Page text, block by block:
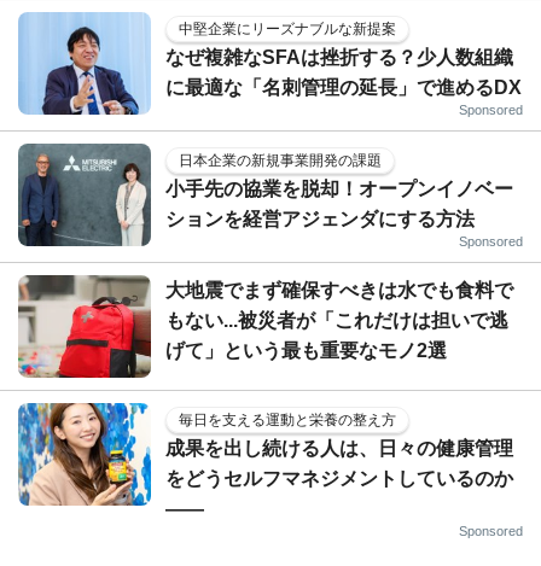
中堅企業にリーズナブルな新提案
なぜ複雑なSFAは挫折する？少人数組織
に最適な「名刺管理の延長」で進めるDX
Sponsored
日本企業の新規事業開発の課題
小手先の協業を脱却！オープンイノベー
ションを経営アジェンダにする方法
Sponsored
大地震でまず確保すべきは水でも食料で
もない...被災者が「これだけは担いで逃
げて」という最も重要なモノ2選
毎日を支える運動と栄養の整え方
成果を出し続ける人は、日々の健康管理
をどうセルフマネジメントしているのか
——
Sponsored